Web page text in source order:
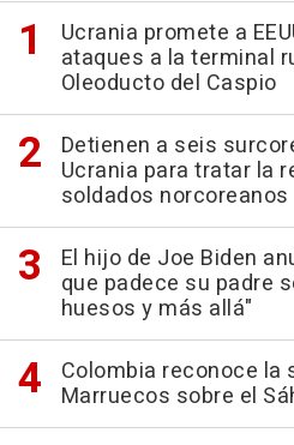
Ucrania promete a
ataques a la terminal
Oleoducto del Caspio
Detienen a seis
Ucrania para tratar la
soldados norcoreanos
El hijo de Joe Biden
que padece su padre
huesos y más allá"
Colombia reconoce la
Marruecos sobre el